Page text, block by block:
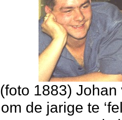
(foto 1883) Johan
om de jarige te